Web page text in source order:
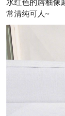
水红色的唇釉像
常清纯可人~